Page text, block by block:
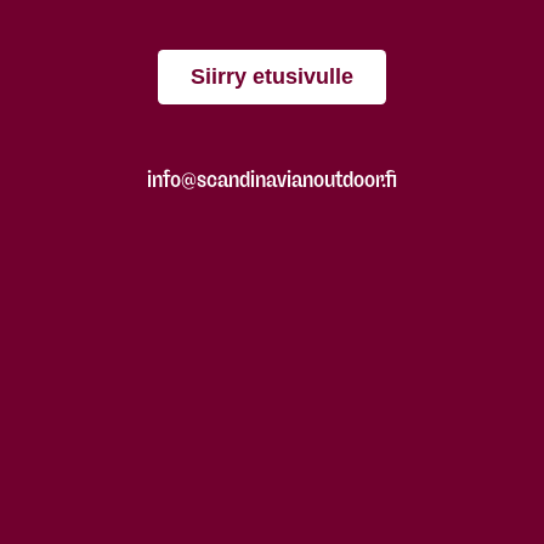
Siirry etusivulle
info@scandinavianoutdoor.fi